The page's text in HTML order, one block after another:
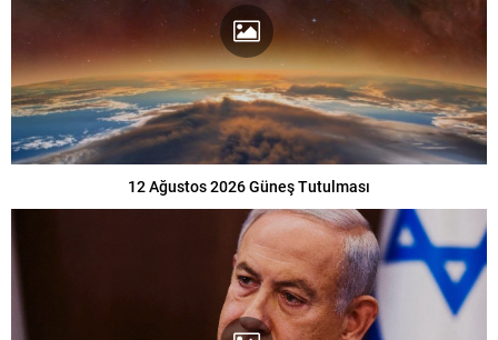
12 Ağustos 2026 Güneş Tutulması